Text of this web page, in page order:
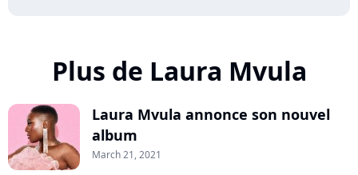
Plus de Laura Mvula
Laura Mvula annonce son nouvel
album
March 21, 2021